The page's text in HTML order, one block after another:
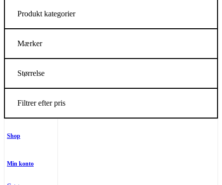
Produkt kategorier
Mærker
Størrelse
Filtrer efter pris
Shop
Min konto